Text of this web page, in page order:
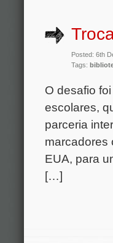
Posted: 6th
Tags:
O desafio
escolares,
parceria
marcadores
EUA, para
[…]